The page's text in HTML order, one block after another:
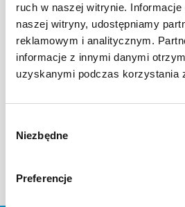
ruch w naszej witrynie.
naszej witryny, udostępniamy
reklamowym i analitycznym.
informacje z innymi danymi
uzyskanymi podczas korzystania
zgody
Niezbędne
Preferencje
Ikona współczesnej
jego opracowaniu
stawów biodrowych
metodologii szkolenia
biodrowego.